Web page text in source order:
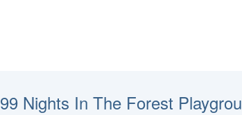
99 Nights In The Forest